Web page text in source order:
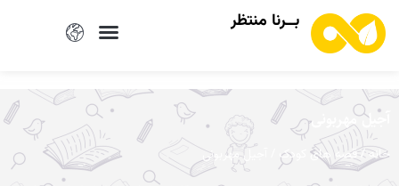
بــرنا منتظر
آجیل مهربونی
خانه/قصه های کودک / آجیل مهربونی